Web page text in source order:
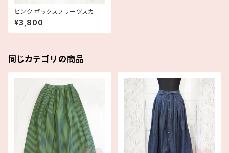
ピンク ボックスプリーツスカー
ト(デッドストック)
¥3,800
同じカテゴリの商品